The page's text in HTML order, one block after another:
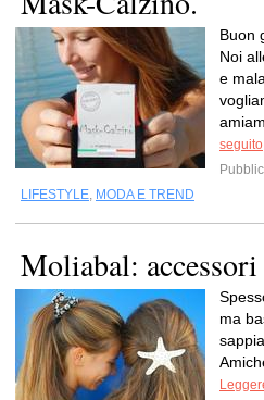
Buon
Noi
e
seguito
LIFESTYLE, MODA E TREND
Moliabal:
ma